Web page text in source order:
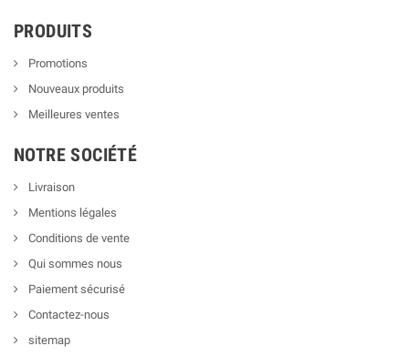
PRODUITS
Promotions
Nouveaux produits
Meilleures ventes
NOTRE SOCIÉTÉ
Livraison
Mentions légales
Conditions de vente
Qui sommes nous
Paiement sécurisé
Contactez-nous
sitemap